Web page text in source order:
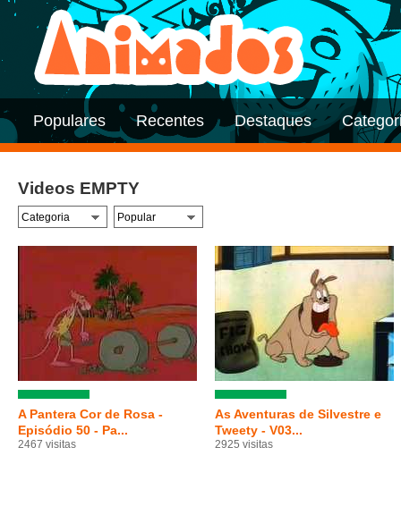
Populares Recentes Destaques
Videos EMPTY
A Pantera Cor de Rosa -
Episódio 50 - Pa...
2467 visitas
As Aventuras de Silvestre e
Tweety - V03...
2925 visitas